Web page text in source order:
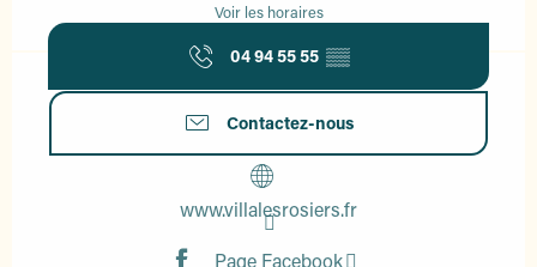
Voir les horaires
04 94 55 55 ▒▒
Contactez-nous
www.villalesrosiers.fr
Page Facebook